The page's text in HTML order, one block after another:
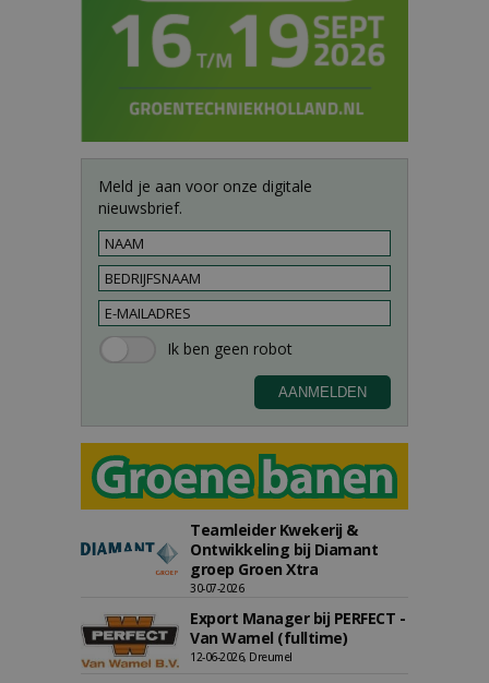
Meld je aan voor onze digitale
nieuwsbrief.
Teamleider Kwekerij &
Ontwikkeling bij Diamant
groep Groen Xtra
30-07-2026
Export Manager bij PERFECT -
Van Wamel (fulltime)
12-06-2026, Dreumel